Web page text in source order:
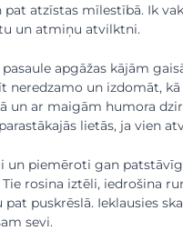
pat atzīstas mīlestībā. Ik
un atmiņu atvilktni.
apgāžas kājām
neredzamo un izdomāt,
un ar maigām humora
lietās, ja vien
un piemēroti gan
rosina iztēli, iedrošina
puskrēslā. Ieklausies
sevi.